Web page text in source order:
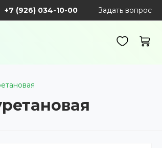
+7 (926) 034-10-00 Задать вопрос